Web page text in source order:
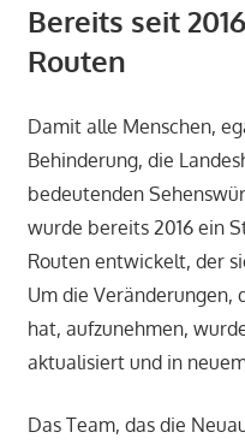
Bereits seit
Routen
Damit alle Menschen,
Behinderung, die
bedeutenden
wurde bereits 2016 ein
Routen entwickelt, der
Um die Veränderungen,
hat, aufzunehmen,
aktualisiert und in
Das Team, das die